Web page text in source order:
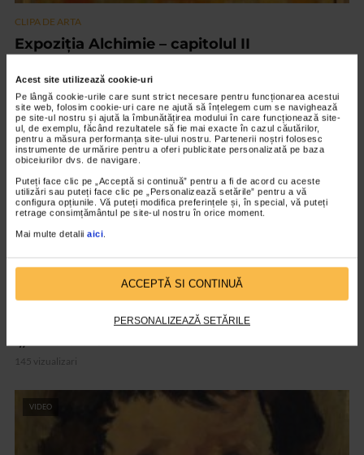
Acest site utilizează cookie-uri
Pe lângă cookie-urile care sunt strict necesare pentru funcționarea acestui
site web, folosim cookie-uri care ne ajută să înțelegem cum se navighează
pe site-ul nostru și ajută la îmbunătățirea modului în care funcționează site-
ul, de exemplu, făcând rezultatele să fie mai exacte în cazul căutărilor,
pentru a măsura performanța site-ului nostru. Partenerii noștri folosesc
instrumente de urmărire pentru a oferi publicitate personalizată pe baza
obiceiurilor dvs. de navigare.
Puteți face clic pe „Acceptă si continuă” pentru a fi de acord cu aceste
utilizări sau puteți face clic pe „Personalizează setările” pentru a vă
configura opțiunile. Vă puteți modifica preferințele și, în special, vă puteți
retrage consimțământul pe site-ul nostru în orice moment.
Mai multe detalii aici
ACCEPTĂ SI CONTINUĂ
PERSONALIZEAZĂ SETĂRILE
CLIPA DE ARTA
Expoziția Alchimie – capitolul II
VIDEO
CLIPA DE ARTA
ARTS and ARTISTS. Floriama Cândea –
145 vizualizari
VIDEO